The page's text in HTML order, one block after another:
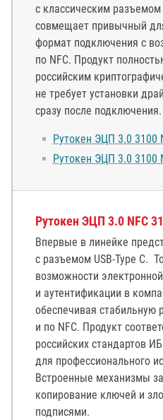
с классическим разъемом
совмещает привычный
формат подключения с
по NFC. Продукт
российским
не требует установки
сразу после подключения.
Рутокен ЭЦП 3.0 3100
Рутокен ЭЦП 3.0 3100
Рутокен ЭЦП 3.0 NFC
Впервые в линейке
с разъемом USB-Type C.
возможности
и аутентификации в
обеспечивая стабильную
и по NFC. Продукт
российских стандартов
для профессионального
Встроенные механизмы
копирование ключей и
подписями.